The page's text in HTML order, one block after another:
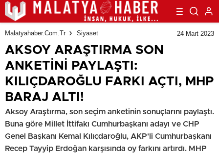
Malatyahaber.com.tr Siyaset 24 Mart 2023
AKSOY ARAŞTIRMA SON
ANKETİNİ PAYLAŞTI:
KILIÇDAROĞLU FARKI AÇTI, MHP
BARAJ ALTI!
Aksoy Araştırma, son seçim anketinin sonuçlarını paylaştı.
Buna göre Millet İttifakı Cumhurbaşkanı adayı ve CHP
Genel Başkanı Kemal Kılıçdaroğlu, AKP'li Cumhurbaşkanı
Recep Tayyip Erdoğan karşısında oy farkını artırdı. MHP